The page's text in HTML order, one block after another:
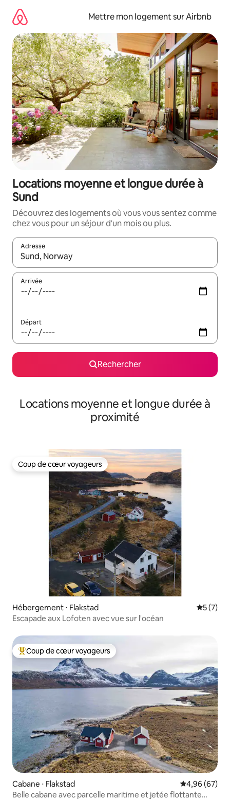
directement
contenu
Mettre mon logement sur Airbnb
Locations moyenne et longue durée à
Sund
Découvrez des logements où vous vous sentez comme
chez vous pour un séjour d'un mois ou plus.
Adresse
Lorsque les résultats s'affichent, utilisez les flèches vers le
Arrivée
Départ
Rechercher
Locations moyenne et longue durée à
proximité
Coup de cœur voyageurs
Coup de cœur voyageurs
Hébergement ⋅ Flakstad
5 (7)
Escapade aux Lofoten avec vue sur l'océan
Coups de cœur voyageurs les plus appréciés
Coup de cœur voyageurs
Cabane ⋅ Flakstad Évaluation
4,96 (67)
Belle cabane avec parcelle maritime et jetée flottante